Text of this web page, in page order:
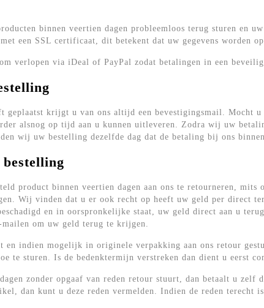
binnen veertien dagen probleemloos terug sturen en
een SSL certificaat, dit betekent dat uw gegevens worden
verlopen via iDeal of PayPal zodat betalingen in een
geplaatst krijgt u van ons altijd een bevestigingsmail. Mocht
alsnog op tijd aan u kunnen uitleveren. Zodra wij uw
wij uw bestelling dezelfde dag dat de betaling bij ons
product binnen veertien dagen aan ons te retourneren,
Wij vinden dat u er ook recht op heeft uw geld per direct
en in oorspronkelijke staat, uw geld direct aan u
om uw geld terug te krijgen.
indien mogelijk in originele verpakking aan ons retour
te sturen. Is de bedenktermijn verstreken dan dient u eerst
zonder opgaaf van reden retour stuurt, dan betaalt u zelf
dan kunt u deze reden vermelden. Indien de reden terecht